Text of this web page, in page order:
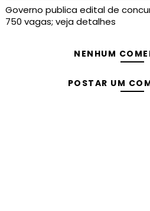
Governo publica edital de
750 vagas; veja detalhes
NENHUM
POSTAR UM